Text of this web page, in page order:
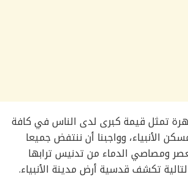
تمثل قيمة كبرى لدى الناس في كافة
الأنبياء، وواجبنا أن ننتفض جميعا
ومصاصي الدماء من تدنيس ترابها
تكشف قدسية أرض مدينة الأنبياء.